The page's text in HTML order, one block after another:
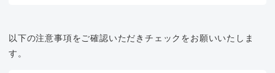
以下の注意事項をご確認いただきチェックをお願いいたしま
す。